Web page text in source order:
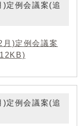
定例会議案(追
)定例会議案
定例会議案(追